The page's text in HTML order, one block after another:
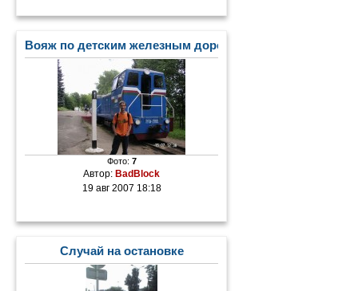
Вояж по детским железным дорогам
Фото: 7
Автор:BadBlock
19 авг 2007 18:18
Случай на остановке